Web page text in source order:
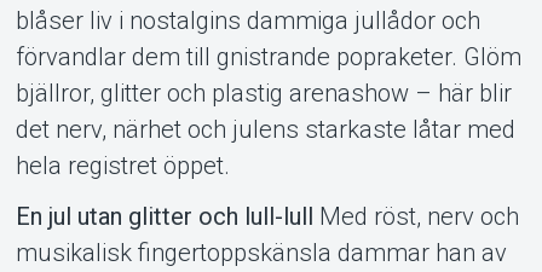
Support
blåser liv i nostalgins dammiga jul­lådor och
förvandlar dem till gnistrande pop­raketer. Glöm
bjällror, glitter och plastig arenashow – här blir
det nerv, närhet och julens starkaste låtar med
hela registret öppet.
En jul utan glitter och lull-lull Med röst, nerv och
musikalisk finger­topps­känsla dammar han av